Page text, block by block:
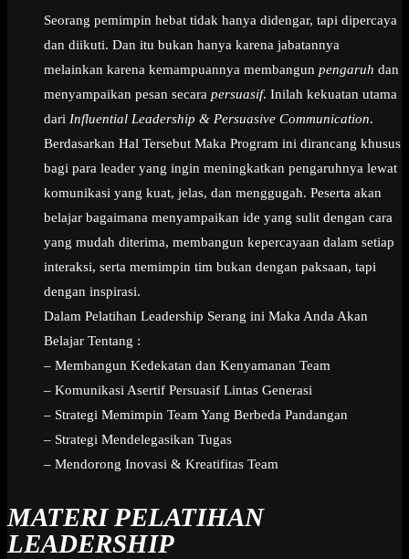
Seorang pemimpin hebat tidak hanya didengar, tapi dipercaya
dan diikuti. Dan itu bukan hanya karena jabatannya
melainkan karena kemampuannya membangun pengaruh dan
menyampaikan pesan secara persuasif. Inilah kekuatan utama
dari Influential Leadership & Persuasive Communication.
Berdasarkan Hal Tersebut Maka Program ini dirancang khusus
bagi para leader yang ingin meningkatkan pengaruhnya lewat
komunikasi yang kuat, jelas, dan menggugah. Peserta akan
belajar bagaimana menyampaikan ide yang sulit dengan cara
yang mudah diterima, membangun kepercayaan dalam setiap
interaksi, serta memimpin tim bukan dengan paksaan, tapi
dengan inspirasi.
Dalam Pelatihan Leadership Serang ini Maka Anda Akan
Belajar Tentang :
– Membangun Kedekatan dan Kenyamanan Team
– Komunikasi Asertif Persuasif Lintas Generasi
– Strategi Memimpin Team Yang Berbeda Pandangan
– Strategi Mendelegasikan Tugas
– Mendorong Inovasi & Kreatifitas Team
MATERI PELATIHAN
LEADERSHIP